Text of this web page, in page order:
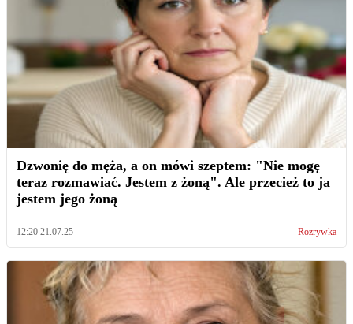
Dzwonię do męża, a on mówi szeptem: "Nie mogę
teraz rozmawiać. Jestem z żoną". Ale przecież to ja
jestem jego żoną
12:20 21.07.25 Rozrywka